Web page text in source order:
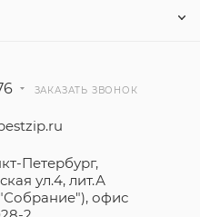
ЗАКАЗАТЬ ЗВОНОК
Петербург,
ул.4, лит.А
офис